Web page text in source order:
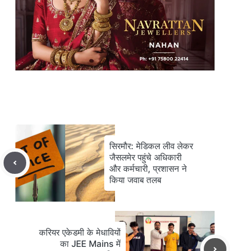
सिरमौर: मेडिकल लीव लेकर
जैसलमेर पहुंचे अधिकारी
और कर्मचारी, प्रशासन ने
किया जवाब तलब
करियर एकेडमी के मेधावियों
का JEE Mains में